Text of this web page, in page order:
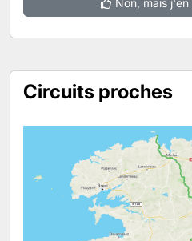
Non, mais
Circuits proches